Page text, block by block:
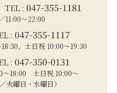
TEL : 047-355-1181
11:00～22:00
: 047-355-1117
、土日祝 10:00～19:30
: 047-350-0131
～18:00 土日祝 10:00～
火曜日・水曜日）